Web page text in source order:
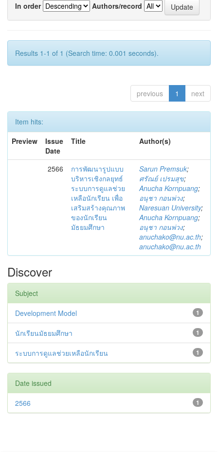
In order
Authors/record
Results 1-1 of 1 (Search time: 0.001 seconds).
previous 1 next
Item hits:
Preview
Issue
Date
Title Author(s)
2566
การพัฒนารูปแบบ
บริหารเชิงกลยุทธ์
ระบบการดูแลช่วย
เหลือนักเรียน เพื่อ
เสริมสร้างคุณภาพ
ของนักเรียน
มัธยมศึกษา
Sarun Premsuk;
ศรัณย์ เปรมสุข;
Anucha Kornpuang;
อนุชา กอนพ่วง;
Naresuan University;
Anucha Kornpuang;
อนุชา กอนพ่วง;
anuchako@nu.ac.th;
anuchako@nu.ac.th
Discover
Subject
1
Development Model
1
นักเรียนมัธยมศึกษา
1
ระบบการดูแลช่วยเหลือนักเรียน
Date issued
1
2566